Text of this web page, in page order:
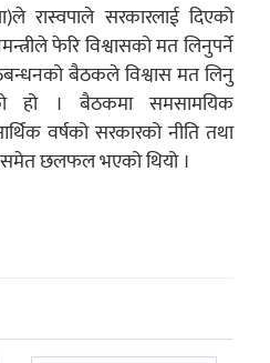
रास्वपाले सरकारलाई दिएको
फेरि विश्वासको मत लिनुपर्ने
बैठकले विश्वास मत लिनु
हो । बैठकमा समसामयिक
वर्षको सरकारको नीति तथा
समेत छलफल भएको थियो ।